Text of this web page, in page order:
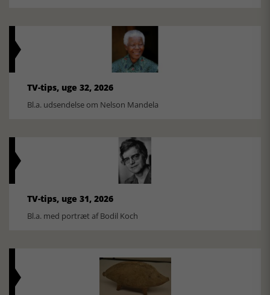
TV-tips, uge 32, 2026
Bl.a. udsendelse om Nelson Mandela
TV-tips, uge 31, 2026
Bl.a. med portræt af Bodil Koch